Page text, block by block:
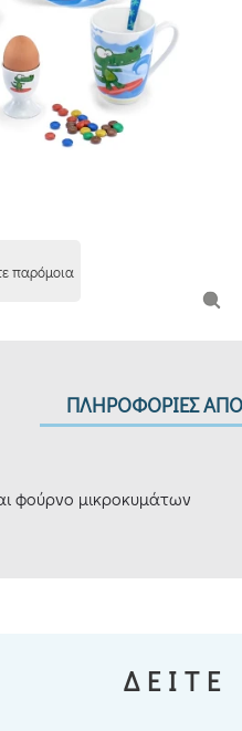
παρόμοια
ΠΛΗΡΟΦΟΡΙΕΣ
φούρνο μικροκυμάτων
ΔΕΙΤΕ